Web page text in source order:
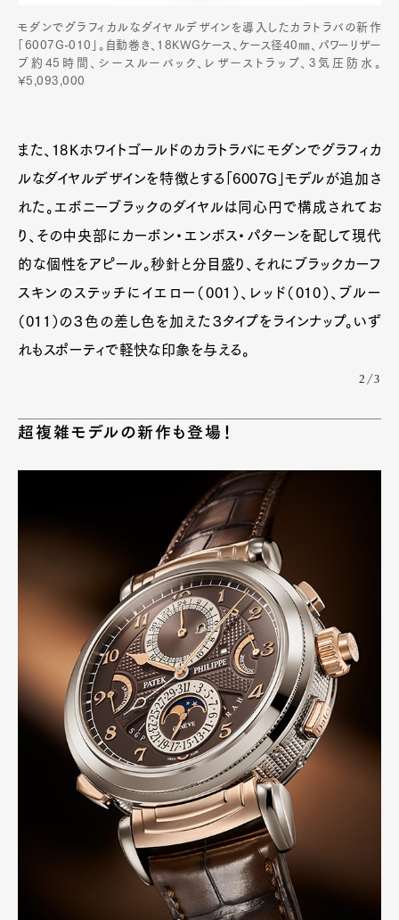
モダンでグラフィカルなダイヤルデザインを導入したカラトラバの新作
「6007G-010」。自動巻き、18KWGケース、ケース径40㎜、パワーリザー
ブ約45時間、シースルーバック、レザーストラップ、3気圧防水。
¥5,093,000
また、18Ｋホワイトゴールドのカラトラバにモダンでグラフィカ
ルなダイヤルデザインを特徴とする「6007G」モデルが追加さ
れた。エボニーブラックのダイヤルは同心円で構成されてお
り、その中央部にカーボン・エンボス・パターンを配して現代
的な個性をアピール。秒針と分目盛り、それにブラックカーフ
スキンのステッチにイエロー（001）、レッド（010）、ブルー
（011）の３色の差し色を加えた３タイプをラインナップ。いず
れもスポーティで軽快な印象を与える。
2/3
超複雑モデルの新作も登場！